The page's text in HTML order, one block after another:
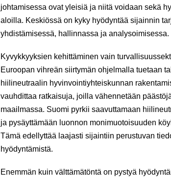
johtamisessa ovat yleisiä ja niitä voidaan sekä
aloilla. Keskiössä on kyky hyödyntää sijainnin
yhdistämisessä, hallinnassa ja analysoimisessa.
Kyvykkyyksien kehittäminen vain
Euroopan vihreän siirtymän ohjelmalla tuetaan
hiilineutraalin hyvinvointiyhteiskunnan
vauhdittaa ratkaisuja, joilla vähennetään
maailmassa. Suomi pyrkii saavuttamaan
ja pysäyttämään luonnon monimuotoisuuden
Tämä edellyttää laajasti sijaintiin perustuvan
hyödyntämistä.
Enemmän kuin välttämätöntä on pystyä